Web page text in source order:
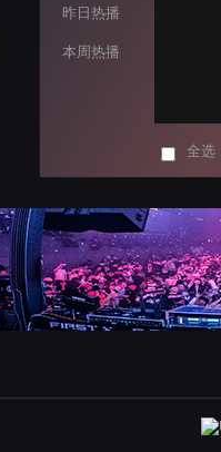
昨日热播
本周热播
全选